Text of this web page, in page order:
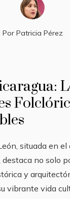
Por Patricia Pérez
situada en
destaca no solo
y
vibrante vida